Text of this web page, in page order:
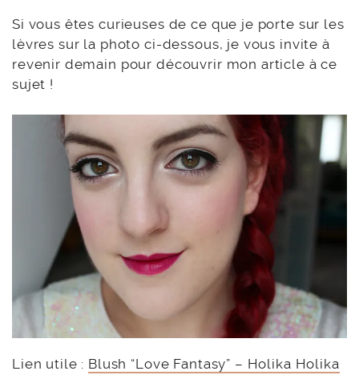
Si vous êtes curieuses de ce que je porte sur les
lèvres sur la photo ci-dessous, je vous invite à
revenir demain pour découvrir mon article à ce
sujet !
Lien utile : Blush “Love Fantasy” – Holika Holika